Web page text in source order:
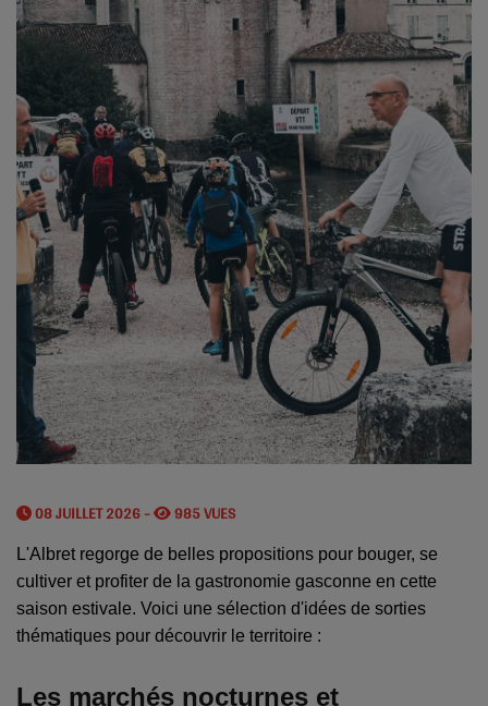
08 JUILLET 2026 - 985 VUES
L'Albret regorge de belles propositions pour bouger, se
cultiver et profiter de la gastronomie gasconne en cette
saison estivale. Voici une sélection d'idées de sorties
thématiques pour découvrir le territoire :
Les marchés nocturnes et